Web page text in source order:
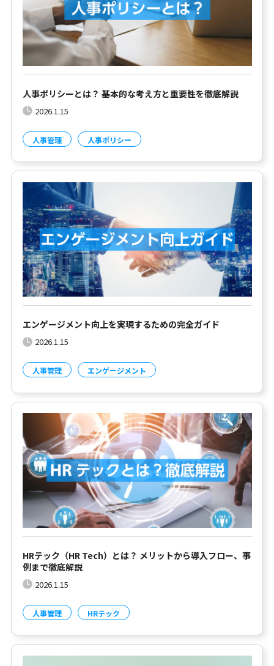
人事ポリシーとは？ 基本的な考え方と重要性を徹底解説
2026.1.15
人事管理 人事ポリシー
エンゲージメント向上を実現するための完全ガイド
2026.1.15
人事管理 エンゲージメント
HRテック（HR Tech）とは？ メリットから導入フロー、事
例まで徹底解説
2026.1.15
人事管理 HRテック